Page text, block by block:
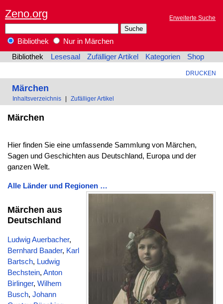
Zeno.org Erweiterte Suche
Bibliothek
Nur in Märchen
Bibliothek
Lesesaal Zufälliger Artikel Kategorien Shop
DRUCKEN
Märchen
Inhaltsverzeichnis Zufälliger Artikel
Märchen
Hier finden Sie eine umfassende Sammlung von Märchen,
Sagen und Geschichten aus Deutschland, Europa und der
ganzen Welt.
Alle Länder und Regionen …
Märchen aus
Deutschland
Ludwig Auerbacher,
Bernhard Baader, Karl
Bartsch, Ludwig
Bechstein, Anton
Birlinger, Wilhem
Busch, Johann